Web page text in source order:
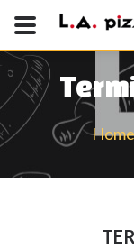
Home